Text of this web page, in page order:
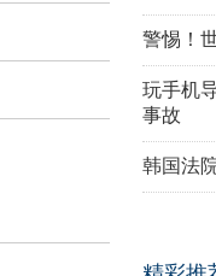
警惕！
玩手机
事故
韩国法